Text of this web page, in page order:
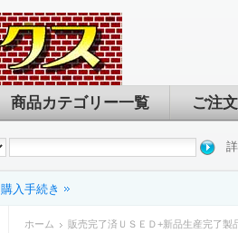
商品カテゴリー一覧 ご注
購入手続き
ホーム 販売完了済ＵＳＥＤ+新品生産完了製